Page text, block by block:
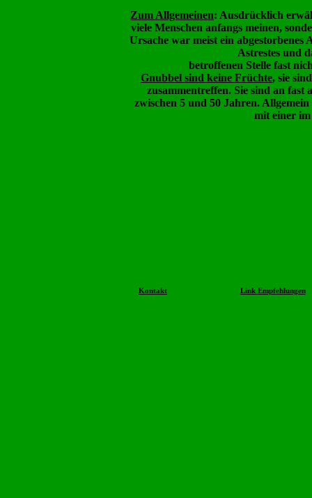
Zum Allgemeinen: Ausdrücklich
viele Menschen anfangs meinen,
Ursache war meist ein abgestorbenes
Astrestes und
betroffenen Stelle fast
Gnubbel sind keine Früchte, sie
zusammentreffen. Sie sind an
zwischen 5 und 50 Jahren.
mit einer im
Kontakt Link Empfehlungen